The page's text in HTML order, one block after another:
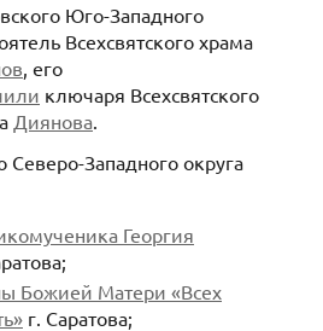
Юго-Западного
Всехсвятского храма
, его
ключаря Всехсвятского
Диянова
Северо-Западного округа
Георгия
Божией Матери «Всех
г. Саратова;